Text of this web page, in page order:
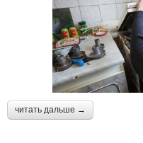
читать дальше →